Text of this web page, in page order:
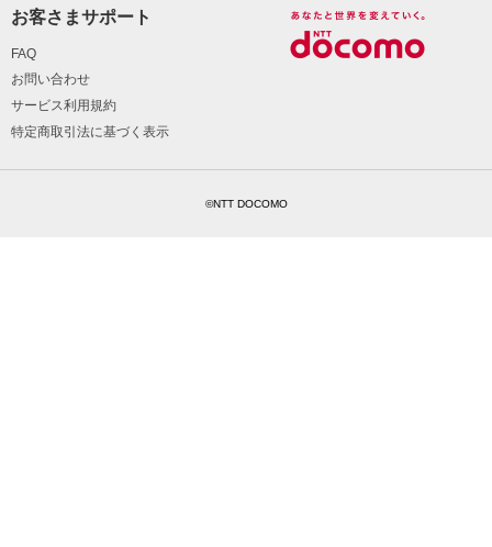
お客さまサポート
FAQ
お問い合わせ
サービス利用規約
特定商取引法に基づく表示
©NTT DOCOMO